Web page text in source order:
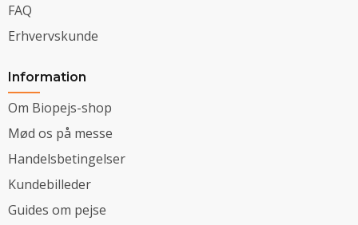
FAQ
Erhvervskunde
Information
Om Biopejs-shop
Mød os på messe
Handelsbetingelser
Kundebilleder
Guides om pejse